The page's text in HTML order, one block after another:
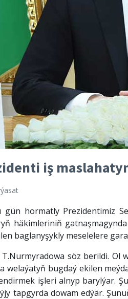
iş
gün hormatly Prezidentimiz
häkimleriniň
baglanyşykly meselelere
söz berildi.
welaýatyň bugdaý ekilen
işleri alnyp barylýar.
tapgyrda dowam edýär.